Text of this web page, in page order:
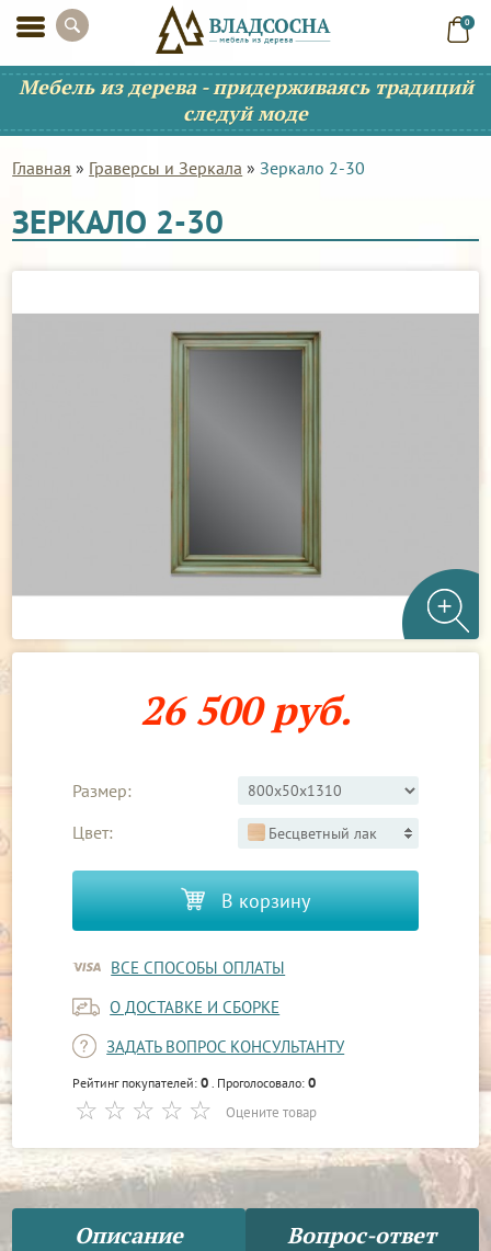
0
Мебель из дерева - придерживаясь традиций
следуй моде
Главная » Граверсы и Зеркала »Зеркало 2-30
ЗЕРКАЛО 2-30
26 500 руб.
Размер:
Цвет:
Бесцветный лак
В корзину
ВСЕ СПОСОБЫ ОПЛАТЫ
О ДОСТАВКЕ И СБОРКЕ
ЗАДАТЬ ВОПРОС КОНСУЛЬТАНТУ
Рейтинг покупателей:0 . Проголосовало:0
Оцените товар
Описание Вопрос-ответ